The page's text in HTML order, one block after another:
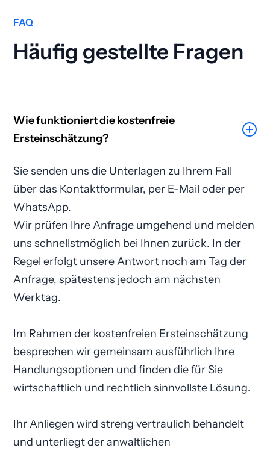
FAQ
Häufig gestellte Fragen
Wie funktioniert die kostenfreie
Ersteinschätzung?
Sie senden uns die Unterlagen zu Ihrem Fall
über das Kontaktformular, per E-Mail oder per
WhatsApp.
Wir prüfen Ihre Anfrage umgehend und melden
uns schnellstmöglich bei Ihnen zurück. In der
Regel erfolgt unsere Antwort noch am Tag der
Anfrage, spätestens jedoch am nächsten
Werktag.
Im Rahmen der kostenfreien Ersteinschätzung
besprechen wir gemeinsam ausführlich Ihre
Handlungsoptionen und finden die für Sie
wirtschaftlich und rechtlich sinnvollste Lösung.
Ihr Anliegen wird streng vertraulich behandelt
und unterliegt der anwaltlichen